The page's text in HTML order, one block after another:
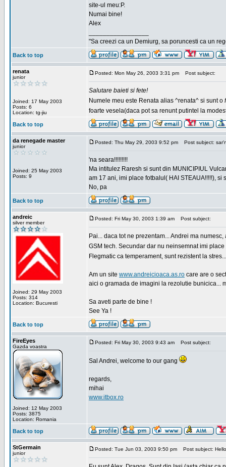
site-ul meu:P.
Numai bine!
Alex
"Sa creezi ca un Demiurg, sa poruncesti ca un
Back to top
renata
junior
Joined: 17 May 2003
Posts: 6
Location: tg-jiu
Posted: Mon May 26, 2003 3:31 pm Post subject:
Salutare baieti si fete!
Numele meu este Renata alias ^renata^ si sunt o
foarte vesela(daca pot sa renunt putintel la
Back to top
da renegade master
junior
Joined: 25 May 2003
Posts: 9
Posted: Thu May 29, 2003 9:52 pm Post subject:
'na seara!!!!!!!!!
Ma intitulez Raresh si sunt din MUNICIPIUL
am 17 ani, imi place fotbalul( HAI STEAUA!!!!!), si
No, pa
Back to top
andreic
silver member
Joined: 29 May 2003
Posts: 314
Location: Bucuresti
Posted: Fri May 30, 2003 1:39 am Post subject:
Pai... daca tot ne prezentam... Andrei ma
GSM tech. Secundar dar nu neinsemnat imi
Flegmatic ca temperament, sunt rezistent la
Am un site www.andreicioaca.as.ro care are o
aici o gramada de imagini la rezolutie bunicica...
Sa aveti parte de bine !
See Ya !
Back to top
FireEyes
Gazda voastra
Joined: 12 May 2003
Posts: 3875
Location: Romania
Posted: Fri May 30, 2003 9:43 am Post subject:
Sal Andrei, welcome to our gang
regards,
mihai
www.itbox.ro
Back to top
StGermain
junior
Posted: Tue Jun 03, 2003 9:50 pm Post subject: